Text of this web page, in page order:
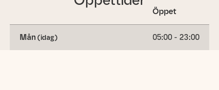
Öppet
Mån(idag) 05:00 - 23:00